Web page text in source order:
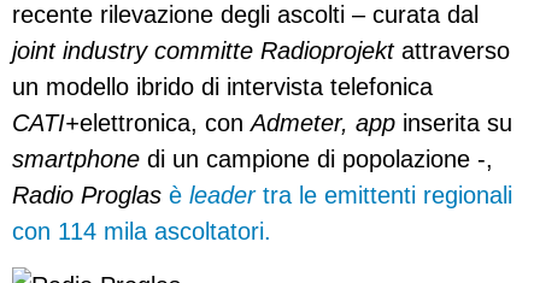
recente rilevazione degli ascolti – curata dal
joint industry committe Radioprojekt attraverso
un modello ibrido di intervista telefonica
CATI+elettronica, conAdmeter, app inserita su
smartphone di un campione di popolazione -,
Radio Proglas è leadertra le emittenti regionali
con 114 mila ascoltatori.